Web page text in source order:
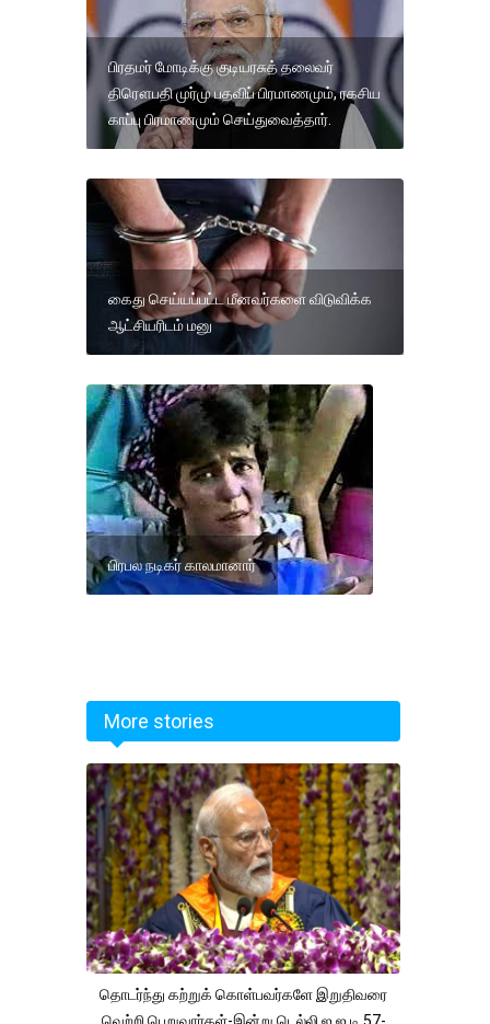
பிரதமர் மோடிக்கு குடியரசுத் தலைவர்
திரௌபதி முர்மு பதவிப் பிரமாணமும், ரகசிய
காப்பு பிரமாணமும் செய்துவைத்தார்.
கைது செய்யப்பட்ட மீனவர்களை விடுவிக்க
ஆட்சியரிடம் மனு
பிரபல நடிகர் காலமானார்
More stories
தொடர்ந்து கற்றுக் கொள்பவர்களே இறுதிவரை